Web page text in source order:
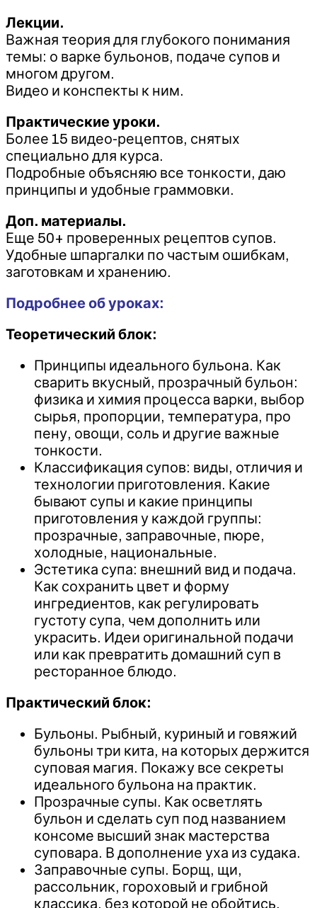
Лекции.
Важная теория для глубокого понимания
темы: о варке бульонов, подаче супов и
многом другом.
Видео и конспекты к ним.
Практические уроки.
Более 15 видео-рецептов, снятых
специально для курса.
Подробные объясняю все тонкости, даю
принципы и удобные граммовки.
Доп. материалы.
Еще 50+ проверенных рецептов супов.
Удобные шпаргалки по частым ошибкам,
заготовкам и хранению.
Подробнее об уроках:
Теоретический блок:
Принципы идеального бульона. Как
сварить вкусный, прозрачный бульон:
физика и химия процесса варки, выбор
сырья, пропорции, температура, про
пену, овощи, соль и другие важные
тонкости.
Классификация супов: виды, отличия и
технологии приготовления. Какие
бывают супы и какие принципы
приготовления у каждой группы:
прозрачные, заправочные, пюре,
холодные, национальные.
Эстетика супа: внешний вид и подача.
Как сохранить цвет и форму
ингредиентов, как регулировать
густоту супа, чем дополнить или
украсить. Идеи оригинальной подачи
или как превратить домашний суп в
ресторанное блюдо.
Практический блок:
Бульоны. Рыбный, куриный и говяжий
бульоны три кита, на которых держится
суповая магия. Покажу все секреты
идеального бульона на практик.
Прозрачные супы. Как осветлять
бульон и сделать суп под названием
консоме высший знак мастерства
суповара. В дополнение уха из судака.
Заправочные супы. Борщ, щи,
рассольник, гороховый и грибной
классика, без которой не обойтись.